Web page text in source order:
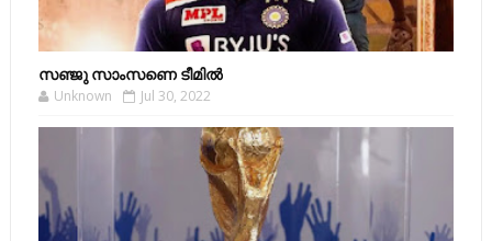
സഞ്ജു സാംസണെ ടീമില്‍
Unknown Jul 30, 2022